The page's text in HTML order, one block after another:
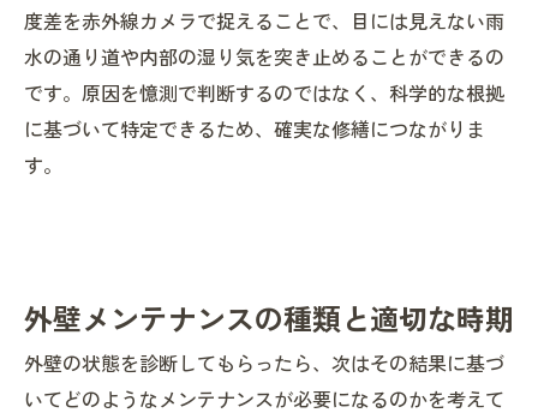
度差を赤外線カメラで捉えることで、目には見えない雨
水の通り道や内部の湿り気を突き止めることができるの
です。原因を憶測で判断するのではなく、科学的な根拠
に基づいて特定できるため、確実な修繕につながりま
す。
外壁メンテナンスの種類と適切な時期
外壁の状態を診断してもらったら、次はその結果に基づ
いてどのようなメンテナンスが必要になるのかを考えて